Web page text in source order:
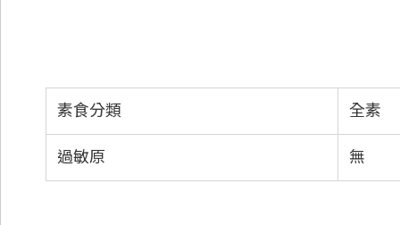
素食分類
過敏原 無